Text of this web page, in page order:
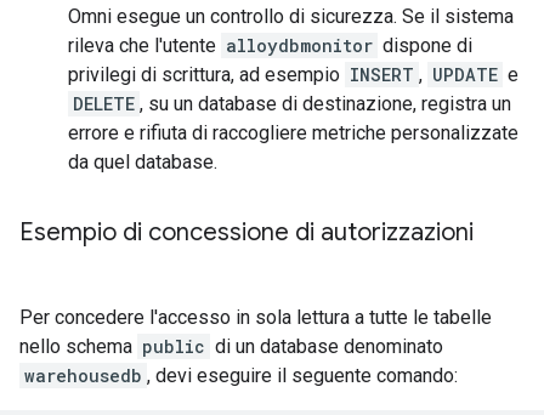
Omni esegue un controllo di sicurezza. Se il sistema
rileva che l'utente alloydbmonitor dispone di
privilegi di scrittura, ad esempio INSERT , UPDATE e
DELETE , su un database di destinazione, registra un
errore e rifiuta di raccogliere metriche personalizzate
da quel database.
Esempio di concessione di autorizzazioni
Per concedere l'accesso in sola lettura a tutte le tabelle
nello schema public di un database denominato
warehousedb , devi eseguire il seguente comando: